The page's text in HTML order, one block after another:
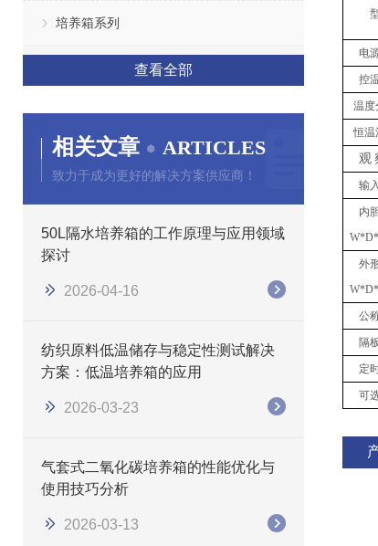
培养箱系列
查看全部
相关文章 ARTICLES
致力于成为更好的解决方案供应商！
50L隔水培养箱的工作原理与应用领域
探讨
2026-04-16
纺织原料低温储存与稳定性测试解决
方案：低温培养箱的应用
2026-03-23
气套式二氧化碳培养箱的性能优化与
使用技巧分析
2026-03-13
电
控
温度
恒温
观
输
内
W*D*
外
W*D*
公
隔
定
可